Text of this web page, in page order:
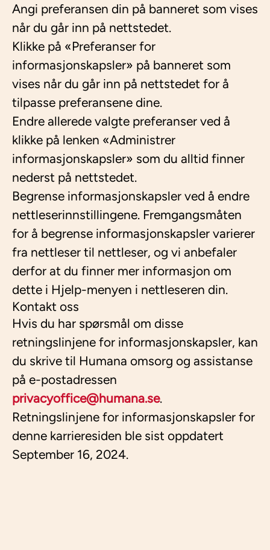
Angi preferansen din på banneret som vises
når du går inn på nettstedet.
Klikke på «Preferanser for
informasjonskapsler» på banneret som
vises når du går inn på nettstedet for å
tilpasse preferansene dine.
Endre allerede valgte preferanser ved å
klikke på lenken «Administrer
informasjonskapsler» som du alltid finner
nederst på nettstedet.
Begrense informasjonskapsler ved å endre
nettleserinnstillingene. Fremgangsmåten
for å begrense informasjonskapsler varierer
fra nettleser til nettleser, og vi anbefaler
derfor at du finner mer informasjon om
dette i Hjelp-menyen i nettleseren din.
Kontakt oss
Hvis du har spørsmål om disse
retningslinjene for informasjonskapsler, kan
du skrive til Humana omsorg og assistanse
på e-postadressen
privacyoffice@humana.se.
Retningslinjene for informasjonskapsler for
denne karrieresiden ble sist oppdatert
September 16, 2024.